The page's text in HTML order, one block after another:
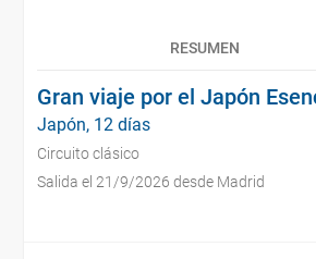
RESUMEN
Gran viaje por el Japón
Japón, 12 días
Circuito clásico
Salida el 21/9/2026 desde Madrid